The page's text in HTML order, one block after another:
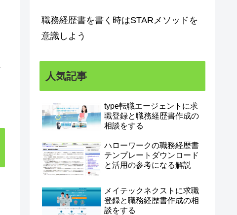
職務経歴書を書く時はSTARメソッドを
意識しよう
人気記事
type転職エージェントに求
職登録と職務経歴書作成の
相談をする
ハローワークの職務経歴書
テンプレートダウンロード
と活用の参考になる解説
メイテックネクストに求職
登録と職務経歴書作成の相
談をする